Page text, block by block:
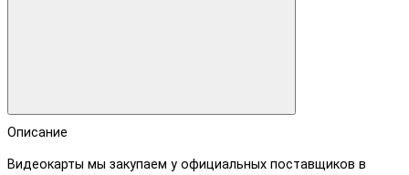
Описание
Видеокарты мы закупаем у официальных поставщиков в